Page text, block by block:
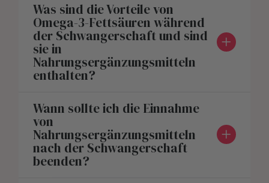
Was sind die Vorteile von
Omega-3-Fettsäuren während
der Schwangerschaft und sind
sie in
Nahrungsergänzungsmitteln
enthalten?
Wann sollte ich die Einnahme
von
Nahrungsergänzungsmitteln
nach der Schwangerschaft
beenden?